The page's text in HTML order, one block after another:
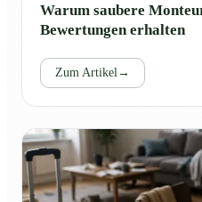
Warum saubere
Bewertungen erhalten
Zum Artikel →